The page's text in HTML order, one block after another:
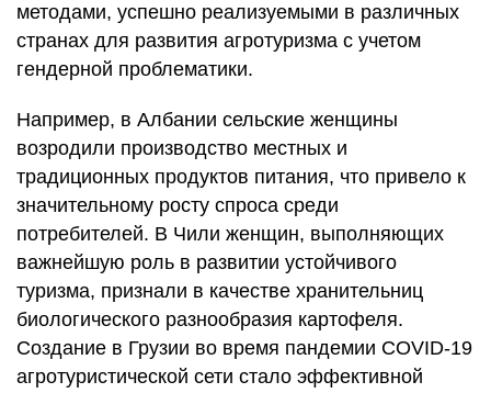
методами, успешно реализуемыми в различных
странах для развития агротуризма с учетом
гендерной проблематики.
Например, в Албании сельские женщины
возродили производство местных и
традиционных продуктов питания, что привело к
значительному росту спроса среди
потребителей. В Чили женщин, выполняющих
важнейшую роль в развитии устойчивого
туризма, признали в качестве хранительниц
биологического разнообразия картофеля.
Создание в Грузии во время пандемии COVID-19
агротуристической сети стало эффективной